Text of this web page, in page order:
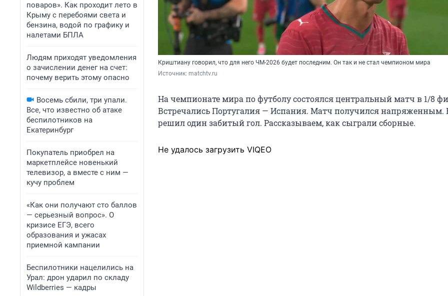
поваров». Как проходит лето в
Крыму с перебоями света и
бензина, водой по графику и
налетами БПЛА
Людям приходят уведомления
о зачислении денег на счет:
почему верить этому опасно
Восемь сбили, три упали.
Все, что известно об атаке
беспилотников на
Екатеринбург
Покупатель приобрел на
маркетплейсе новенький
телевизор, а вместе с ним —
кучу проблем
«Как они получают сто баллов
— серьезный вопрос». О
кризисе ЕГЭ, всего
образования и ужасах
приемной кампании
Беспилотники нацелились на
Урал: дрон ударил по складу
Wildberries — кадры
Криштиану говорил, что для него ЧМ-2026 будет последним. Он так и не стал чемпионом мира
Источник: matchtv.ru
На чемпионате мира по футболу состоялся центральный матч в 1/8
Встречались Португалия — Испания. Матч получился напряженным.
решил один забитый гол. Рассказываем, как сыграли сборные.
Не удалось загрузить VIQEO